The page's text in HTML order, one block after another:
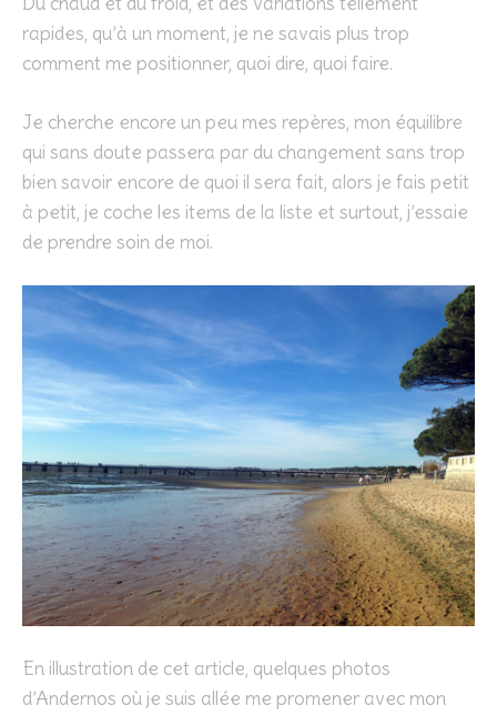
rapides, qu’à un moment, je ne savais plus trop
comment me positionner, quoi dire, quoi faire.
Je cherche encore un peu mes repères, mon équilibre
qui sans doute passera par du changement sans trop
bien savoir encore de quoi il sera fait, alors je fais petit
à petit, je coche les items de la liste et surtout, j’essaie
de prendre soin de moi.
En illustration de cet article, quelques photos
d’Andernos où je suis allée me promener avec mon